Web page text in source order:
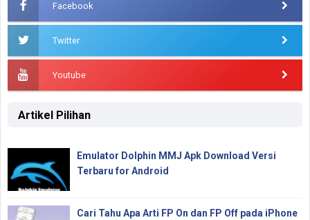
Facebook
Twitter
Youtube
Artikel Pilihan
Emulator Dolphin MMJ Apk Download Versi
Terbaru for Android
Cari Tahu Apa Arti FP On dan FP Off pada iPhone